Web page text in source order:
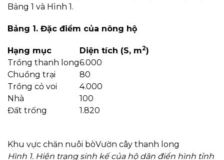
Bảng 1 và Hình 1.
Bảng 1. Đặc điểm của nông hộ
Hạng mục Diện tích (S, m2)
Trồng thanh long6.000
Chuồng trại
80
Trồng cỏ voi
4.000
Nhà
100
Đất trống
1.820
Khu vực chăn nuôi bòVườn cây thanh long
Hình 1. Hiện trạng sinh kế của hộ dân điển hình tỉnh